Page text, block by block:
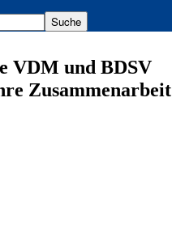
VDM und BDSV
Zusammenarbeit